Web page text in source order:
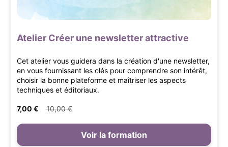
Atelier Créer une newsletter attractive
Cet atelier vous guidera dans la création d'une newsletter,
en vous fournissant les clés pour comprendre son intérêt,
choisir la bonne plateforme et maîtriser les aspects
techniques et éditoriaux.
7,00 € 10,00 €
Voir la formation